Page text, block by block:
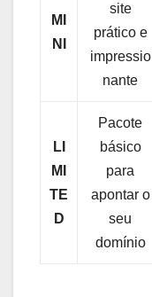
MI
NI
site
prático e
impressio
nante
LI
MI
TE
D
Pacote
básico
para
apontar o
seu
domínio